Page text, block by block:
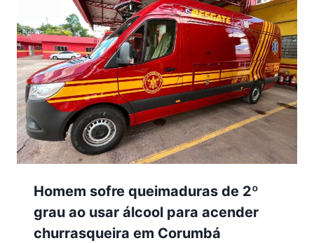
Homem sofre queimaduras de 2º
grau ao usar álcool para acender
churrasqueira em Corumbá